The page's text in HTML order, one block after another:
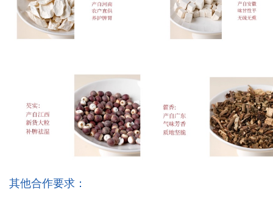
其他合作要求：